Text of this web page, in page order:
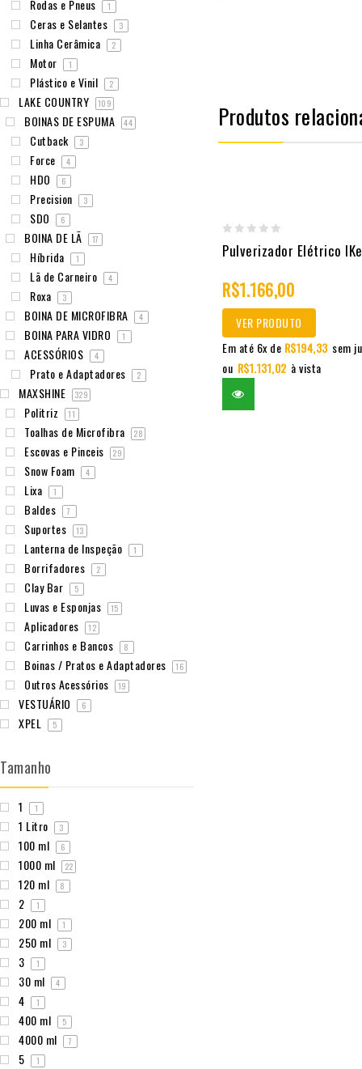
Produtos
of
Pulverizador Elétrico
R$1.166,00
VER PRODUTO
Em até 6x de R$194,33 sem
ou R$1.131,02 à vista
Rodas e Pneus 1
Ceras e Selantes 3
Linha Cerâmica 2
Motor 1
Plástico e Vinil 2
LAKE COUNTRY 109
BOINAS DE ESPUMA 44
Cutback 3
Force 4
HDO 6
Precision 3
SDO 6
BOINA DE LÃ 17
Híbrida 1
Lã de Carneiro 4
Roxa 3
BOINA DE MICROFIBRA 4
BOINA PARA VIDRO 1
ACESSÓRIOS 4
Prato e Adaptadores 2
MAXSHINE 329
Politriz 11
Toalhas de Microfibra 28
Escovas e Pinceis 29
Snow Foam 4
Lixa 1
Baldes 7
Suportes 13
Lanterna de Inspeção 1
Borrifadores 2
Clay Bar 5
Luvas e Esponjas 15
Aplicadores 12
Carrinhos e Bancos 8
Boinas / Pratos e Adaptadores 16
Outros Acessórios 19
VESTUÁRIO 6
XPEL 5
Tamanho
1 1
1 Litro 3
100 ml 6
1000 ml 22
120 ml 8
2 1
200 ml 1
250 ml 3
3 1
30 ml 4
4 1
400 ml 5
4000 ml 7
5 1